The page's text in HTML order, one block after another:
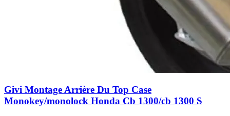
Givi Montage Arrière Du Top Case
Monokey/monolock Honda Cb 1300/cb 1300 S